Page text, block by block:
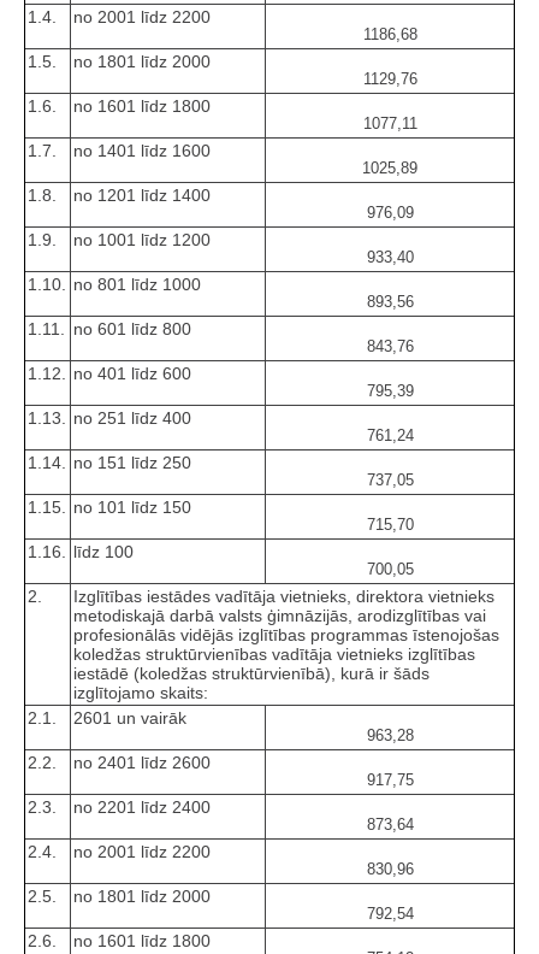
1.4. no 2001 līdz 2200
1186,68
1.5. no 1801 līdz 2000
1129,76
1.6. no 1601 līdz 1800
1077,11
1.7. no 1401 līdz 1600
1025,89
1.8. no 1201 līdz 1400
976,09
1.9. no 1001 līdz 1200
933,40
1.10. no 801 līdz 1000
893,56
1.11. no 601 līdz 800
843,76
1.12. no 401 līdz 600
795,39
1.13. no 251 līdz 400
761,24
1.14. no 151 līdz 250
737,05
1.15. no 101 līdz 150
715,70
1.16. līdz 100
700,05
2.
Izglītības iestādes vadītāja vietnieks, direktora vietnieks
metodiskajā darbā valsts ģimnāzijās, arodizglītības vai
profesionālās vidējās izglītības programmas īstenojošas
koledžas struktūrvienības vadītāja vietnieks izglītības
iestādē (koledžas struktūrvienībā), kurā ir šāds
izglītojamo skaits:
2.1.
2601 un vairāk
963,28
2.2. no 2401 līdz 2600
917,75
2.3. no 2201 līdz 2400
873,64
2.4. no 2001 līdz 2200
830,96
2.5. no 1801 līdz 2000
792,54
2.6. no 1601 līdz 1800